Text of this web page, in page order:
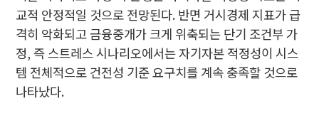
교적 안정적일 것으로 전망된다. 반면 거시경제 지표가 급
격히 악화되고 금융중개가 크게 위축되는 단기 조건부 가
정, 즉 스트레스 시나리오에서는 자기자본 적정성이 시스
템 전체적으로 건전성 기준 요구치를 계속 충족할 것으로
나타났다.